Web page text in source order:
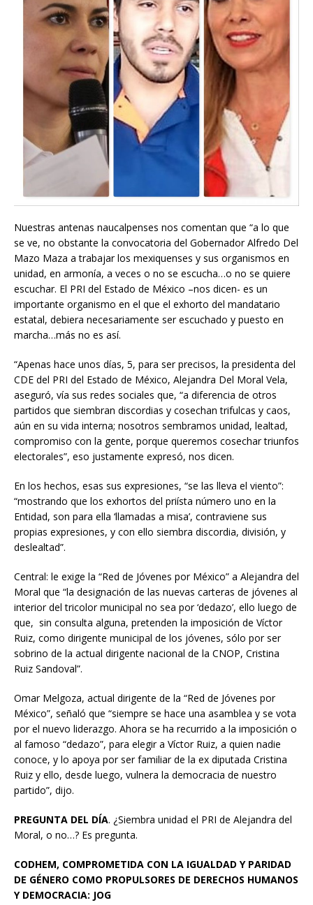
Nuestras antenas naucalpenses nos comentan que “a lo que
se ve, no obstante la convocatoria del Gobernador Alfredo Del
Mazo Maza a trabajar los mexiquenses y sus organismos en
unidad, en armonía, a veces o no se escucha…o no se quiere
escuchar. El PRI del Estado de México –nos dicen- es un
importante organismo en el que el exhorto del mandatario
estatal, debiera necesariamente ser escuchado y puesto en
marcha…más no es así.
“Apenas hace unos días, 5, para ser precisos, la presidenta del
CDE del PRI del Estado de México, Alejandra Del Moral Vela,
aseguró, vía sus redes sociales que, “a diferencia de otros
partidos que siembran discordias y cosechan trifulcas y caos,
aún en su vida interna; nosotros sembramos unidad, lealtad,
compromiso con la gente, porque queremos cosechar triunfos
electorales”, eso justamente expresó, nos dicen.
En los hechos, esas sus expresiones, “se las lleva el viento”:
“mostrando que los exhortos del priísta número uno en la
Entidad, son para ella ‘llamadas a misa’, contraviene sus
propias expresiones, y con ello siembra discordia, división, y
deslealtad”.
Central: le exige la “Red de Jóvenes por México” a Alejandra del
Moral que “la designación de las nuevas carteras de jóvenes al
interior del tricolor municipal no sea por ‘dedazo’, ello luego de
que, sin consulta alguna, pretenden la imposición de Víctor
Ruiz, como dirigente municipal de los jóvenes, sólo por ser
sobrino de la actual dirigente nacional de la CNOP, Cristina
Ruiz Sandoval”.
Omar Melgoza, actual dirigente de la “Red de Jóvenes por
México”, señaló que “siempre se hace una asamblea y se vota
por el nuevo liderazgo. Ahora se ha recurrido a la imposición o
al famoso “dedazo”, para elegir a Víctor Ruiz, a quien nadie
conoce, y lo apoya por ser familiar de la ex diputada Cristina
Ruiz y ello, desde luego, vulnera la democracia de nuestro
partido”, dijo.
PREGUNTA DEL DÍA. ¿Siembra unidad el PRI de Alejandra del
Moral, o no…? Es pregunta.
CODHEM, COMPROMETIDA CON LA IGUALDAD Y PARIDAD
DE GÉNERO COMO PROPULSORES DE DERECHOS HUMANOS
Y DEMOCRACIA: JOG